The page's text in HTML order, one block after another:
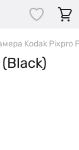
Kodak Pixpro